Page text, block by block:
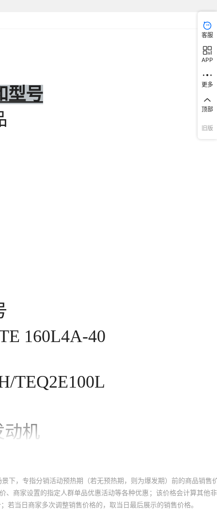
下，专指分销活动预热期（若无预热期，则为爆发期）前的商品销售
商家设置的指定人群单品优惠活动等各种优惠；该价格会计算其他
当日商家多次调整销售价格的，取当日最后展示的销售价格。
客服
APP
更多
顶部
旧版